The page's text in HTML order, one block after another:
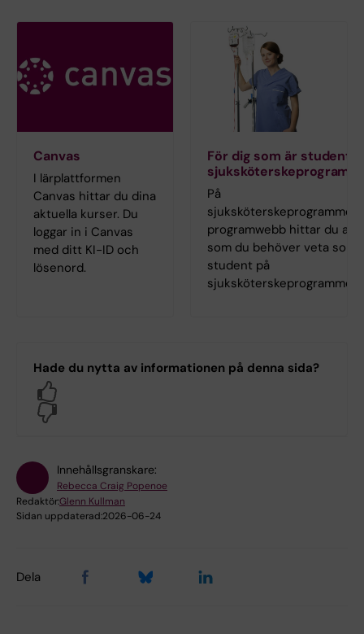
Canvas
I lärplattformen
Canvas hittar du dina
aktuella kurser. Du
loggar in i Canvas
med ditt KI-ID och
lösenord.
För dig som är student
På
sjuksköterskeprogrammets
programwebb hittar du allt
som du behöver veta som
student på
sjuksköterskeprogrammet.
Hade du nytta av informationen på denna sida?
Innehållsgranskare:
Rebecca Craig Popenoe
Redaktör:Glenn Kullman
Sidan uppdaterad:2026-06-24
Dela